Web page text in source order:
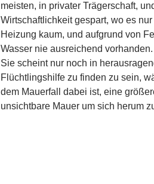
meisten, in privater Trägerschaft,
Wirtschaftlichkeit gespart, wo es
Heizung kaum, und aufgrund von
Wasser nie ausreichend
Sie scheint nur noch in
Flüchtlingshilfe zu finden zu sein,
dem Mauerfall dabei ist, eine
unsichtbare Mauer um sich herum